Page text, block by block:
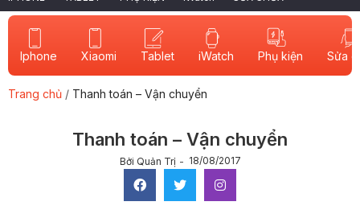
Iphone Xiaomi Tablet iWatch Phụ kiện Sửa
Trang chủ / Thanh toán – Vận chuyển
Thanh toán – Vận chuyển
Bởi Quản Trị 18/08/2017